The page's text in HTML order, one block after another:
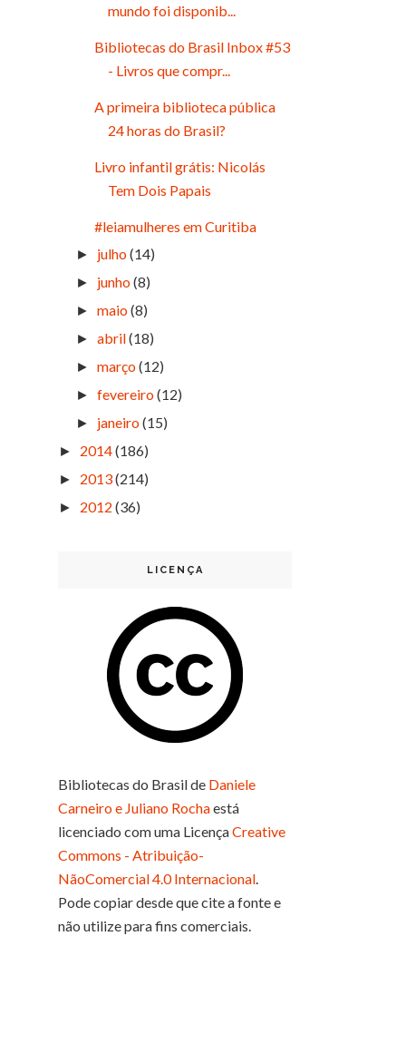
mundo foi disponib...
Bibliotecas do Brasil Inbox #53
- Livros que compr...
A primeira biblioteca pública
24 horas do Brasil?
Livro infantil grátis: Nicolás
Tem Dois Papais
#leiamulheres em Curitiba
► julho(14)
► junho(8)
►maio(8)
►abril(18)
►março(12)
►fevereiro(12)
► janeiro(15)
► 2014(186)
► 2013(214)
► 2012 (36)
LICENÇA
Bibliotecas do Brasilde Daniele
Carneiro e Juliano Rochaestá
licenciado com uma LicençaCreative
Commons - Atribuição-
NãoComercial 4.0 Internacional.
Pode copiar desde que cite a fonte e
não utilize para fins comerciais.